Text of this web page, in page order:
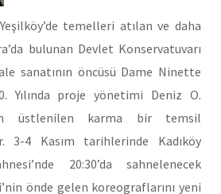
temelleri atılan ve daha
bulunan Devlet Konservatuvarı
sanatının öncüsü Dame Ninette
Yılında proje yönetimi Deniz O.
üstlenilen karma bir temsil
3-4 Kasım tarihlerinde Kadıköy
20:30’da sahnelenecek
önde gelen koreograflarını yeni